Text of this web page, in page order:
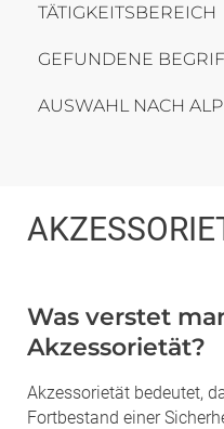
TÄTIGKEITSBEREICH
GEFUNDENE
AUSWAHL NACH
Was verstet
Akzessorietät?
Akzessorietät bedeutet,
Fortbestand einer